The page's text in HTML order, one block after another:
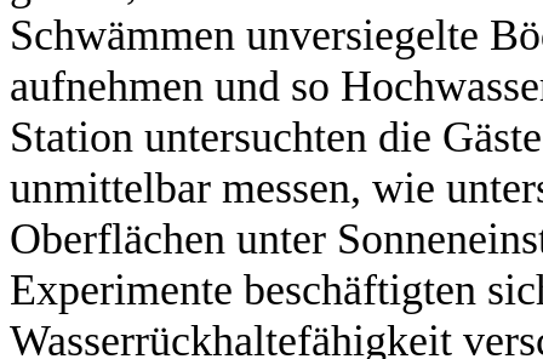
Schwämmen unversiegelte
aufnehmen und so
Station untersuchten die
unmittelbar messen, wie
Oberflächen unter
Experimente beschäftigten
Wasserrückhaltefähigkeit